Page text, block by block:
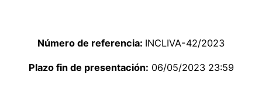
Número de referencia: INCLIVA-42/2023
Plazo fin de presentación: 06/05/2023 23:59